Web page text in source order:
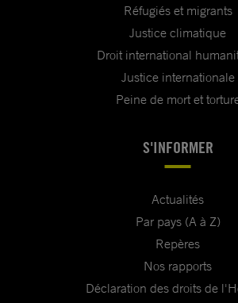
Réfugiés et migrants
Justice climatique
Droit international
Justice internationale
Peine de mort et
S'INFORMER
Actualités
Par pays (A à Z)
Repères
Nos rapports
Déclaration des droits de